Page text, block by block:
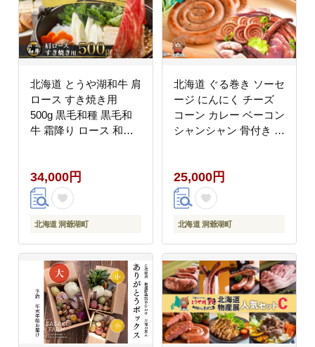
北海道 とうや湖和牛 肩
ロース すき焼き用
500g 黒毛和種 黒毛和
牛 霜降り ロース 和牛
赤身 甘い すき焼き と
うや湖農業協同組合 送
料無料
34,000円
北海道 洞爺湖町
北海道 ぐる巻き ソーセ
ージ にんにく チーズ
コーン カレー ベーコン
シャンシャン 骨付き フ
お取り寄せ お肉屋 たど
ころ 送料無料
25,000円
北海道 洞爺湖町